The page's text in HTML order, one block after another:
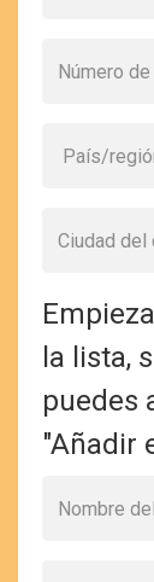
la lista,
puedes
"Añadir